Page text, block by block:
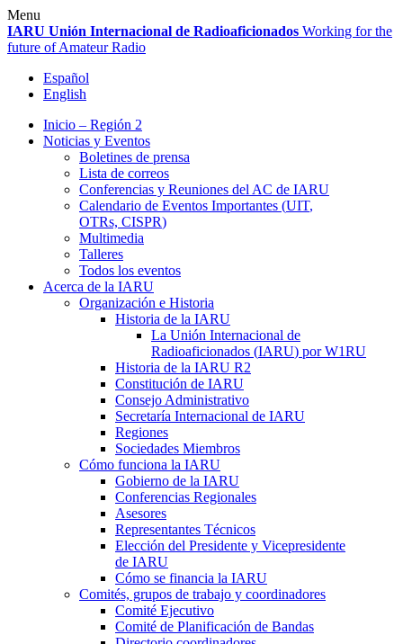
Skip
to
content
Menu
IARU Unión Internacional de Radioaficionados Working for the
future of Amateur Radio
Español
English
Inicio – Región 2
Noticias y Eventos
Boletines de prensa
Lista de correos
Conferencias y Reuniones del AC de IARU
Calendario de Eventos Importantes (UIT,
OTRs, CISPR)
Multimedia
Talleres
Todos los eventos
Acerca de la IARU
Organización e Historia
Historia de la IARU
La Unión Internacional de
Radioaficionados (IARU) porW1RU
Historia de la IARU R2
Constitución de IARU
Consejo Administrativo
Secretaría Internacional de IARU
Regiones
Sociedades Miembros
Cómo funciona la IARU
Gobierno de la IARU
Conferencias Regionales
Asesores
Representantes Técnicos
Elección del Presidente y Vicepresidente
de IARU
Cómo se financia la IARU
Comités, grupos de trabajo y coordinadores
Comité Ejecutivo
Comité de Planificación de Bandas